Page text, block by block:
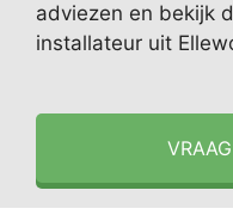
adviezen en bekijk
installateur uit